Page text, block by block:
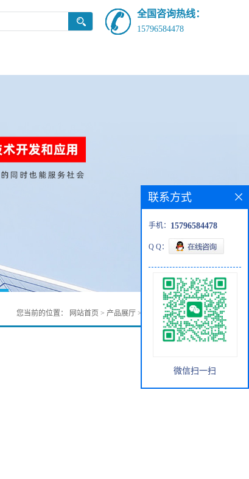
全国咨询热线：
15796584478
您当前的位置： 网站首页 > 产品展厅 > 无机化工>溴化钕
联系方式
手机： 15796584478
Q Q：
微信扫一扫